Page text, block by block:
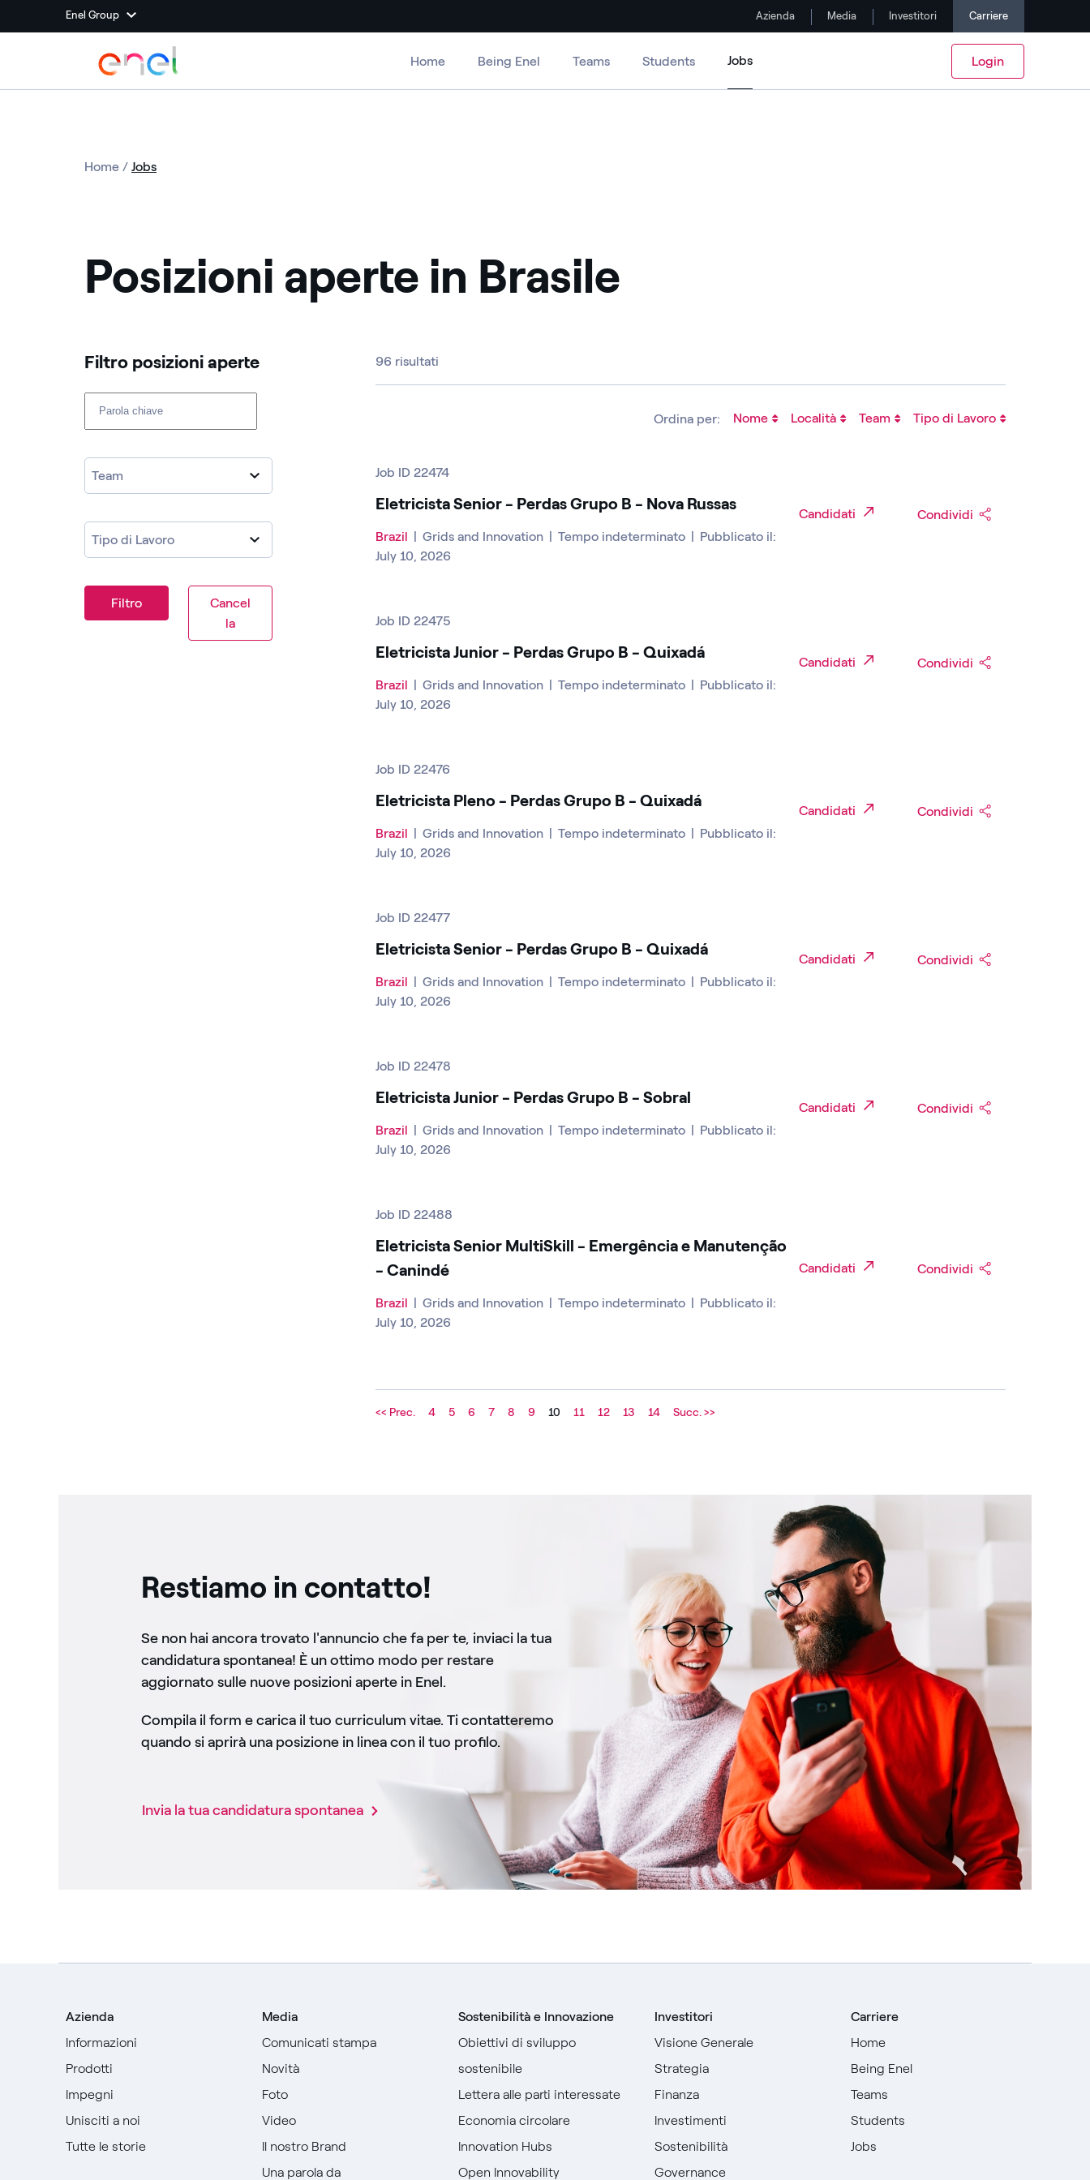
Enel Group Azienda Media Investitori Carriere
Home Being Enel Teams Students Jobs Login
Home / Jobs
Posizioni aperte in Brasile
Filtro posizioni aperte ​
Team
Tipo di Lavoro
Filtro
Cancel
la
96 risultati
Ordina per:
Job ID 22474
Eletricista Senior - Perdas Grupo B - Nova Russas
Brazil | Grids and Innovation | Tempo indeterminato | Pubblicato il:
July 10, 2026
Candidati Condividi
Job ID 22475
Eletricista Junior - Perdas Grupo B - Quixadá
Brazil | Grids and Innovation | Tempo indeterminato | Pubblicato il:
July 10, 2026
Candidati Condividi
Job ID 22476
Eletricista Pleno - Perdas Grupo B - Quixadá
Brazil | Grids and Innovation | Tempo indeterminato | Pubblicato il:
July 10, 2026
Candidati Condividi
Job ID 22477
Eletricista Senior - Perdas Grupo B - Quixadá
Brazil | Grids and Innovation | Tempo indeterminato | Pubblicato il:
July 10, 2026
Candidati Condividi
Job ID 22478
Eletricista Junior - Perdas Grupo B - Sobral
Brazil | Grids and Innovation | Tempo indeterminato | Pubblicato il:
July 10, 2026
Candidati Condividi
Job ID 22488
Eletricista Senior MultiSkill - Emergência e Manutenção
- Canindé
Brazil | Grids and Innovation | Tempo indeterminato | Pubblicato il:
July 10, 2026
Candidati Condividi
<< Prec. 4 5 6 7 8 9 10 11 12 13 14 Succ. >>
Restiamo in contatto!
Se non hai ancora trovato l'annuncio che fa per te, inviaci la tua
candidatura spontanea! È un ottimo modo per restare
aggiornato sulle nuove posizioni aperte in Enel.
Compila il form e carica il tuo curriculum vitae. Ti contatteremo
quando si aprirà una posizione in linea con il tuo profilo.
Invia la tua candidatura spontanea​
Azienda
Informazioni
Prodotti
Impegni
Unisciti a noi
Tutte le storie
Media
Comunicati stampa
Novità
Foto
Video
Il nostro Brand
Una parola da
Sostenibilità e Innovazione
Obiettivi di sviluppo
sostenibile
Lettera alle parti interessate
Economia circolare
Innovation Hubs
Open Innovability
Investitori
Visione Generale
Strategia
Finanza
Investimenti
Sostenibilità
Governance
Carriere
Home
Being Enel
Teams
Students
Jobs